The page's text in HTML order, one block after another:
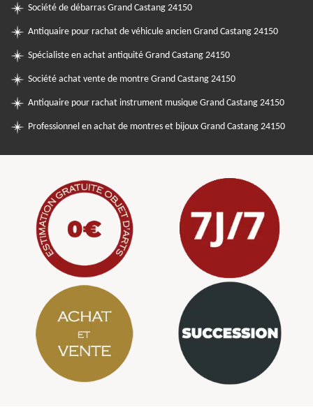
Société de débarras Grand Castang 24150
Antiquaire pour rachat de véhicule ancien Grand Castang 24150
Spécialiste en achat antiquité Grand Castang 24150
Société achat vente de montre Grand Castang 24150
Antiquaire pour rachat instrument musique Grand Castang 24150
Professionnel en achat de montres et bijoux Grand Castang 24150